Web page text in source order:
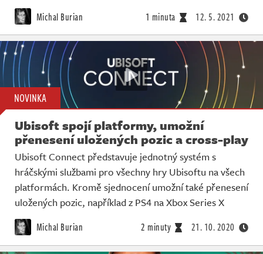
Michal Burian 1 minuta 12. 5. 2021
NOVINKA
Ubisoft spojí platformy, umožní
přenesení uložených pozic a cross-play
Ubisoft Connect představuje jednotný systém s
hráčskými službami pro všechny hry Ubisoftu na všech
platformách. Kromě sjednocení umožní také přenesení
uložených pozic, například z PS4 na Xbox Series X
Michal Burian 2 minuty 21. 10. 2020